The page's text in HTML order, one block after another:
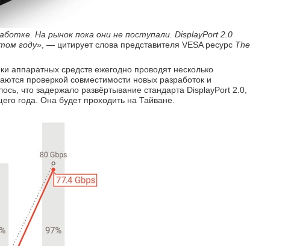
На рынок пока они не поступали. DisplayPort 2.0
году» , — цитирует слова представителя VESA ресурс The
аппаратных средств ежегодно проводят несколько
проверкой совместимости новых разработок и
что задержало развёртывание стандарта DisplayPort 2.0,
года. Она будет проходить на Тайване.